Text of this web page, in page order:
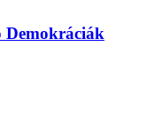
Demokráciák